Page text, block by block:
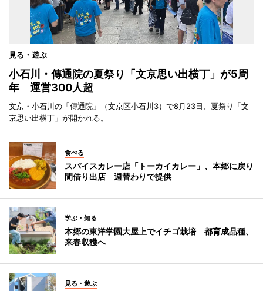
見る・遊ぶ
小石川・傳通院の夏祭り「文京思い出横丁」が5周
年 運営300人超
文京・小石川の「傳通院」（文京区小石川3）で8月23日、夏祭り「文
京思い出横丁」が開かれる。
食べる
スパイスカレー店「トーカイカレー」、本郷に戻り
間借り出店 週替わりで提供
学ぶ・知る
本郷の東洋学園大屋上でイチゴ栽培 都育成品種、
来春収穫へ
見る・遊ぶ